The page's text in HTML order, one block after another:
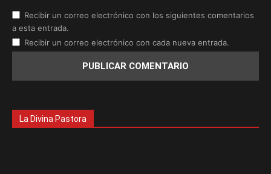
Recibir un correo electrónico con los siguientes comentarios
a esta entrada.
Recibir un correo electrónico con cada nueva entrada.
La Divina Pastora